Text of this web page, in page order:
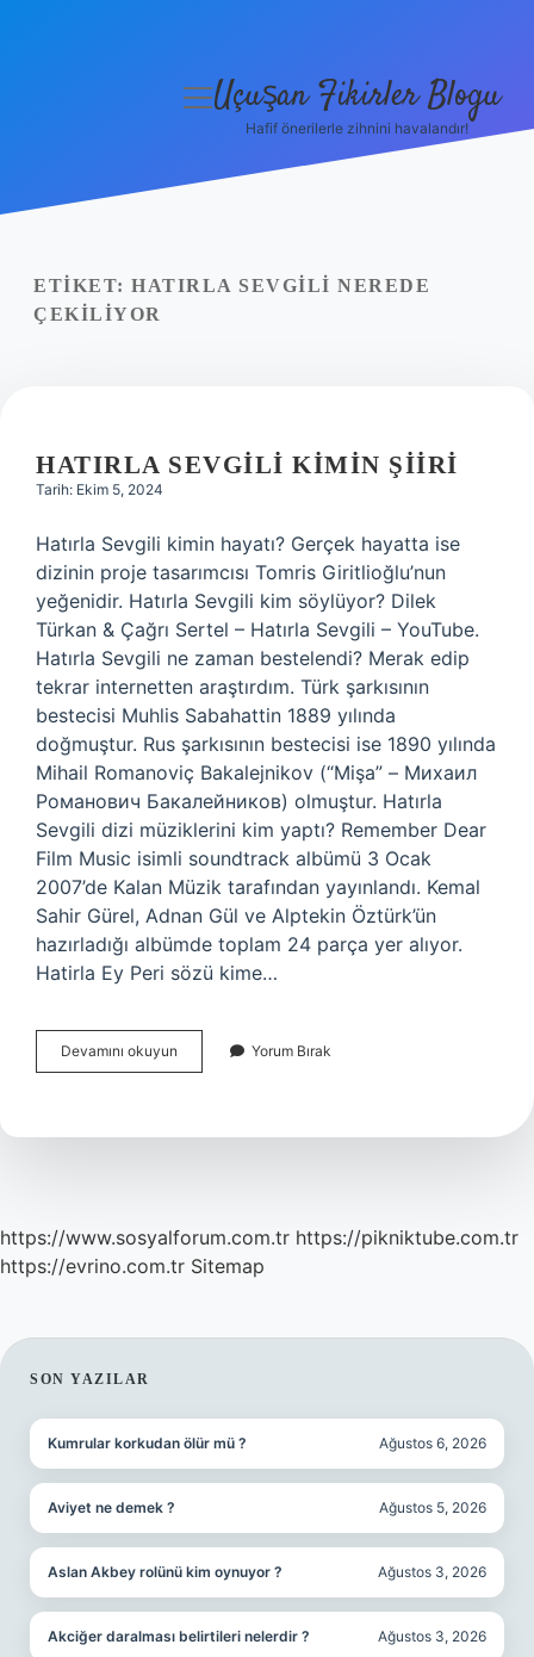
Yasal Uyarı
menüyü
Uçuşan Fikirler Blogu
Hafif önerilerle zihnini havalandır!
ETIKET: HATIRLA SEVGILI NEREDE
ÇEKILIYOR
HATIRLA SEVGILI KIMIN ŞIIRI
Tarih: Ekim 5, 2024
Hatırla Sevgili kimin hayatı? Gerçek hayatta ise
dizinin proje tasarımcısı Tomris Giritlioğlu’nun
yeğenidir. Hatırla Sevgili kim söylüyor? Dilek
Türkan & Çağrı Sertel – Hatırla Sevgili – YouTube.
Hatırla Sevgili ne zaman bestelendi? Merak edip
tekrar internetten araştırdım. Türk şarkısının
bestecisi Muhlis Sabahattin 1889 yılında
doğmuştur. Rus şarkısının bestecisi ise 1890 yılında
Mihail Romanoviç Bakalejnikov (“Mişa” – Михаил
Романович Бакалейников) olmuştur. Hatırla
Sevgili dizi müziklerini kim yaptı? Remember Dear
Film Music isimli soundtrack albümü 3 Ocak
2007’de Kalan Müzik tarafından yayınlandı. Kemal
Sahir Gürel, Adnan Gül ve Alptekin Öztürk’ün
hazırladığı albümde toplam 24 parça yer alıyor.
Hatirla Ey Peri sözü kime…
Devamını okuyun
Sevgili
Yorum Bırak
https://www.sosyalforum.com.tr https://pikniktube.com.tr
https://evrino.com.tr Sitemap
SIDEBAR
SON YAZILAR
Kumrular korkudan ölür mü ? Ağustos 6, 2026
Aviyet ne demek ? Ağustos 5, 2026
Aslan Akbey rolünü kim oynuyor ? Ağustos 3, 2026
Akciğer daralması belirtileri nelerdir ? Ağustos 3, 2026